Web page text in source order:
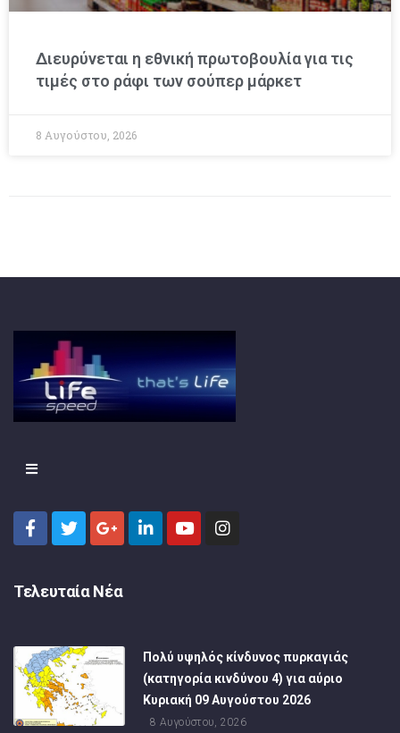
Διευρύνεται η εθνική πρωτοβουλία για τις
τιμές στο ράφι των σούπερ μάρκετ
8 Αυγούστου, 2026
Τελευταία Νέα
Πολύ υψηλός κίνδυνος πυρκαγιάς
(κατηγορία κινδύνου 4) για αύριο
Κυριακή 09 Αυγούστου 2026
8 Αυγούστου, 2026